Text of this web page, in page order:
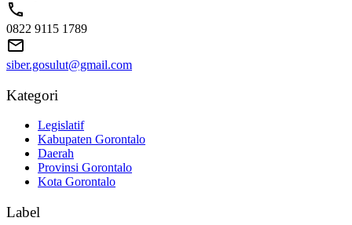
0822 9115 1789
siber.gosulut@gmail.com
Kategori
Legislatif
Kabupaten Gorontalo
Daerah
Provinsi Gorontalo
Kota Gorontalo
Label